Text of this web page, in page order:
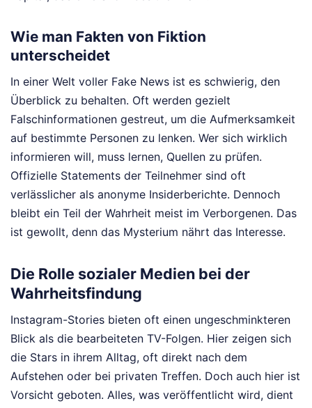
Wie man Fakten von Fiktion
unterscheidet
In einer Welt voller Fake News ist es schwierig, den
Überblick zu behalten. Oft werden gezielt
Falschinformationen gestreut, um die Aufmerksamkeit
auf bestimmte Personen zu lenken. Wer sich wirklich
informieren will, muss lernen, Quellen zu prüfen.
Offizielle Statements der Teilnehmer sind oft
verlässlicher als anonyme Insiderberichte. Dennoch
bleibt ein Teil der Wahrheit meist im Verborgenen. Das
ist gewollt, denn das Mysterium nährt das Interesse.
Die Rolle sozialer Medien bei der
Wahrheitsfindung
Instagram-Stories bieten oft einen ungeschminkteren
Blick als die bearbeiteten TV-Folgen. Hier zeigen sich
die Stars in ihrem Alltag, oft direkt nach dem
Aufstehen oder bei privaten Treffen. Doch auch hier ist
Vorsicht geboten. Alles, was veröffentlicht wird, dient